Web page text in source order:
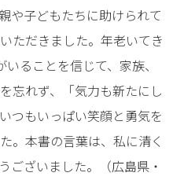
や子どもたちに助けられて
ただきました。年老いてき
ることを信じて、家族、
忘れず、「気力も新たにし
つもいっぱい笑顔と勇気を
。本書の言葉は、私に清く
ございました。（広島県・